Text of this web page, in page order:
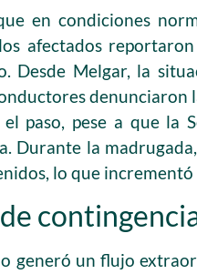
en condiciones
afectados
Desde Melgar, la
denunciaron
paso, pese a que la
Durante la
lo que
generó un flujo